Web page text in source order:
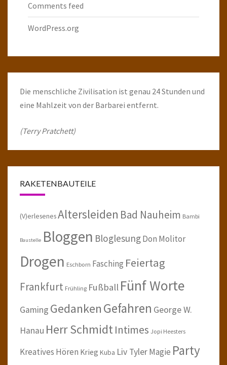
Comments feed
WordPress.org
Die menschliche Zivilisation ist genau 24 Stunden und
eine Mahlzeit von der Barbarei entfernt.
(Terry Pratchett)
RAKETENBAUTEILE
(V)erlesenesAltersleiden Bad Nauheim Bambi
Baustelle Bloggen BloglesungDon Molitor
Drogen Eschborn Fasching Feiertag
Frankfurt Frühling Fußball Fünf Worte
Gaming GedankenGefahren George W.
Hanau Herr SchmidtIntimes Jopi Heesters
Kreatives Hören Krieg Kuba Liv TylerMagie Party